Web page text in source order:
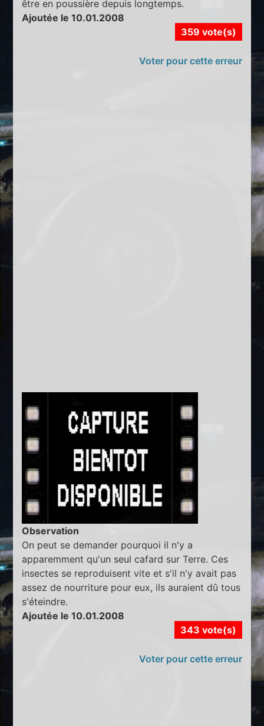
être en poussière depuis longtemps.
Ajoutée le 10.01.2008
359 vote(s)
Voter pour cette erreur
Observation
On peut se demander pourquoi il n'y a
apparemment qu'un seul cafard sur Terre. Ces
insectes se reproduisent vite et s'il n'y avait pas
assez de nourriture pour eux, ils auraient dû tous
s'éteindre.
Ajoutée le 10.01.2008
343 vote(s)
Voter pour cette erreur